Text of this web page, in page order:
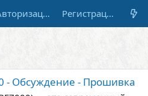
Авторизация Регистрация
- Обсуждение - Прошивка